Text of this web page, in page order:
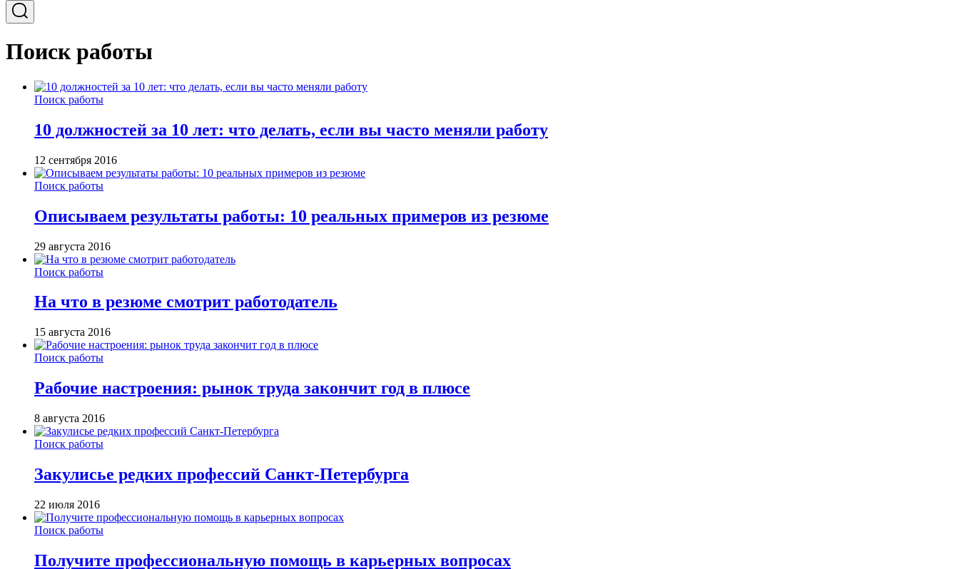
Поиск работы
Поиск работы
10 должностей за 10 лет: что делать, если вы часто меняли работу
12 сентября 2016
Поиск работы
Описываем результаты работы: 10 реальных примеров из резюме
29 августа 2016
Поиск работы
На что в резюме смотрит работодатель
15 августа 2016
Поиск работы
Рабочие настроения: рынок труда закончит год в плюсе
8 августа 2016
Поиск работы
Закулисье редких профессий Санкт-Петербурга
22 июля 2016
Поиск работы
Получите профессиональную помощь в карьерных вопросах